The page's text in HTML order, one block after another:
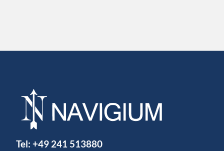
Tel: +49 241 513880